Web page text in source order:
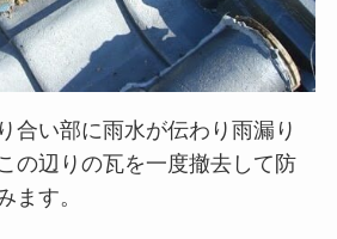
合い部に雨水が伝わり雨漏り
の辺りの瓦を一度撤去して防
ます。